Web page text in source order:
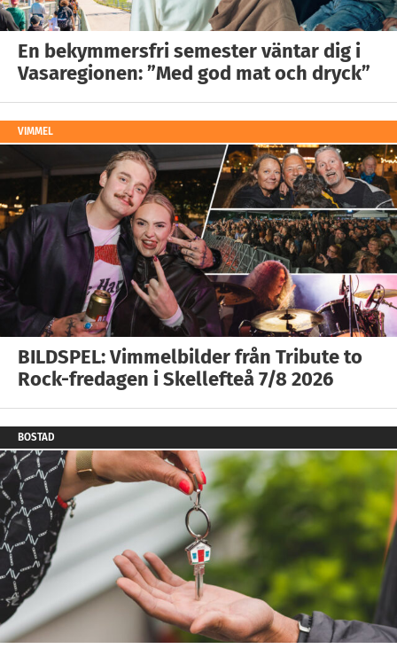
En bekymmersfri semester väntar dig i
Vasaregionen: ”Med god mat och dryck”
VIMMEL
BILDSPEL: Vimmelbilder från Tribute to
Rock-fredagen i Skellefteå 7/8 2026
BOSTAD